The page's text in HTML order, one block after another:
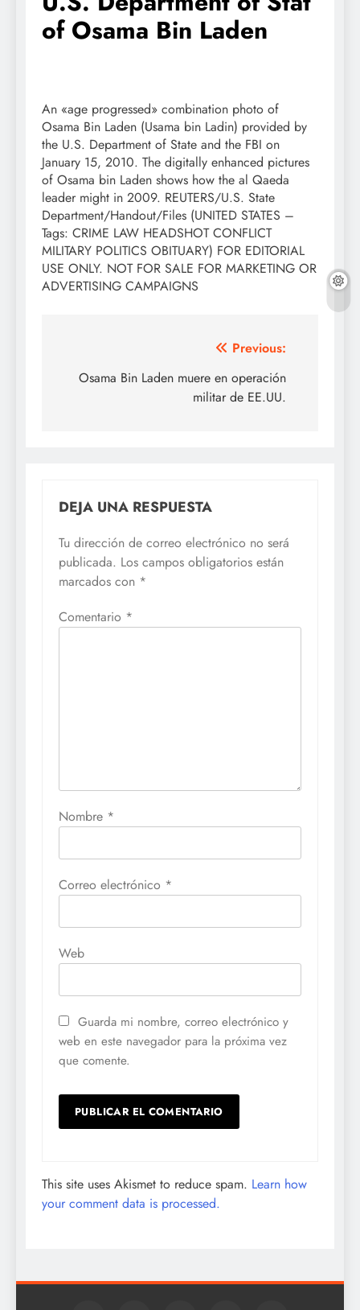
of Osama Bin Laden
An «age progressed» combination photo of
Osama Bin Laden (Usama bin Ladin) provided by
the U.S. Department of State and the FBI on
January 15, 2010. The digitally enhanced pictures
of Osama bin Laden shows how the al Qaeda
leader might in 2009. REUTERS/U.S. State
Department/Handout/Files (UNITED STATES –
Tags: CRIME LAW HEADSHOT CONFLICT
MILITARY POLITICS OBITUARY) FOR EDITORIAL
USE ONLY. NOT FOR SALE FOR MARKETING OR
ADVERTISING CAMPAIGNS
de
Previous:
Osama Bin Laden muere en operación
militar de EE.UU.
DEJA UNA RESPUESTA
Tu dirección de correo electrónico no será
publicada. Los campos obligatorios están
marcados con *
Comentario *
Nombre *
Correo electrónico *
Web
Guarda mi nombre, correo electrónico y
web en este navegador para la próxima vez
que comente.
This site uses Akismet to reduce spam. Learn how
your comment data is processed.